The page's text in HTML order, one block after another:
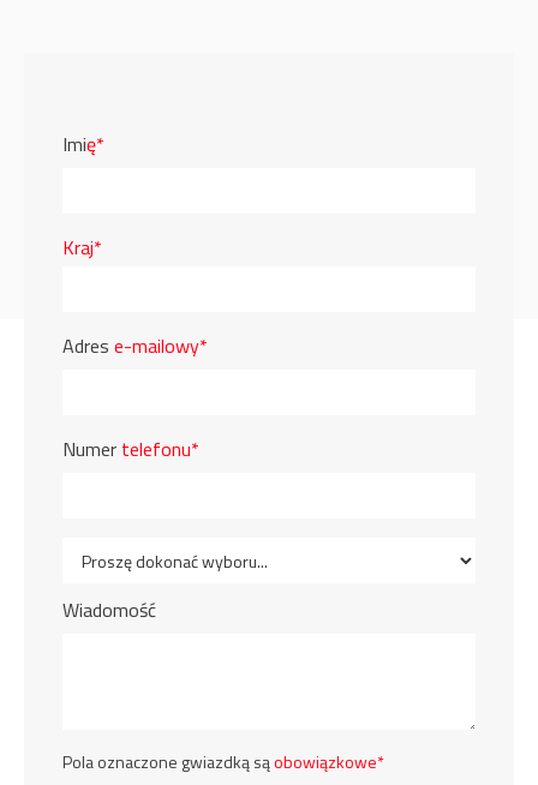
Imię*
Kraj*
Adres e-mailowy*
Numer telefonu*
Wiadomość
Pola oznaczone gwiazdką sąobowiązkowe*